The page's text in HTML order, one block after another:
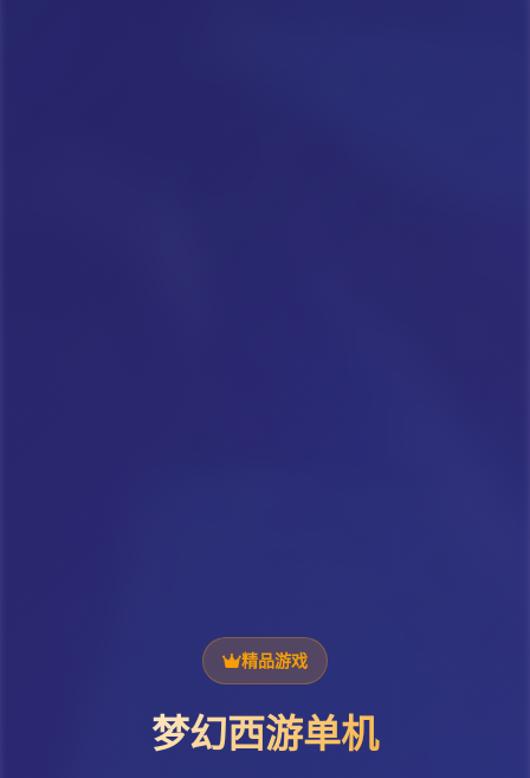
精品游戏
梦幻西游单机